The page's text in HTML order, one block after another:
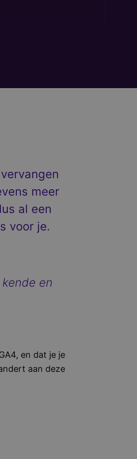
meer
al een
voor je.
en
en dat je je
aan deze